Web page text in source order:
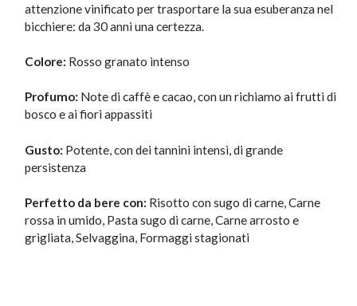
attenzione vinificato per trasportare la sua esuberanza nel
bicchiere: da 30 anni una certezza.
Colore: Rosso granato intenso
Profumo: Note di caffè e cacao, con un richiamo ai frutti di
bosco e ai fiori appassiti
Gusto: Potente, con dei tannini intensi, di grande
persistenza
Perfetto da bere con: Risotto con sugo di carne, Carne
rossa in umido, Pasta sugo di carne, Carne arrosto e
grigliata, Selvaggina, Formaggi stagionati